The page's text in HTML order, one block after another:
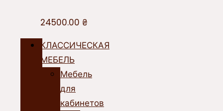
24500.00 ₴
КЛАССИЧЕСКАЯ
МЕБЕЛЬ
Мебель
для
кабинетов